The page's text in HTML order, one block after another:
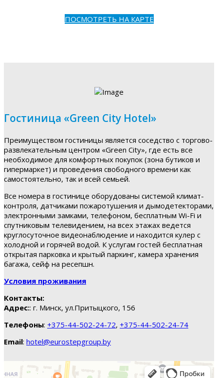
ПОСМОТРЕТЬ НА КАРТЕ
Гостиница «Green City Hotel»
Преимуществом гостиницы является соседство с торгово-
развлекательным центром «Green City», где есть все
необходимое для комфортных покупок (зона бутиков и
гипермаркет) и проведения свободного времени как
самостоятельно, так и всей семьей.
Все номера в гостинице оборудованы системой климат-
контроля, датчиками пожаротушения и дымодетекторами,
электронными замками, телефоном, бесплатным Wi-Fi и
спутниковым телевидением, на всех этажах ведется
круглосуточное видеонаблюдение и находится кулер с
холодной и горячей водой. К услугам гостей бесплатная
открытая парковка и крытый паркинг, камера хранения
багажа, сейф на ресепшн.
Условия проживания
Контакты:
Адрес:: г. Минск, ул.Притыцкого, 156
Телефоны: +375-44-502-24-72, +375-44-502-24-74
Email: hotel@eurostepgroup.by